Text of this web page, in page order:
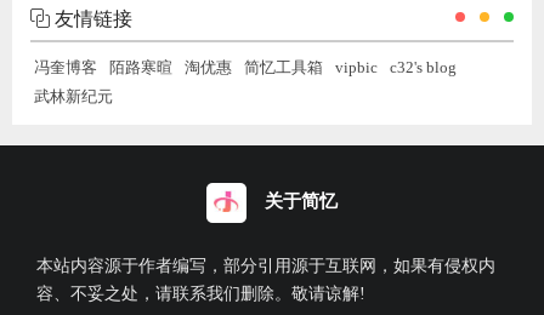
友情链接
冯奎博客 陌路寒暄 淘优惠 简忆工具箱 vipbic
c32's blog
武林新纪元
关于简忆
本站内容源于作者编写，部分引用源于互联网，如果有侵权内
容、不妥之处，请联系我们删除。敬请谅解!